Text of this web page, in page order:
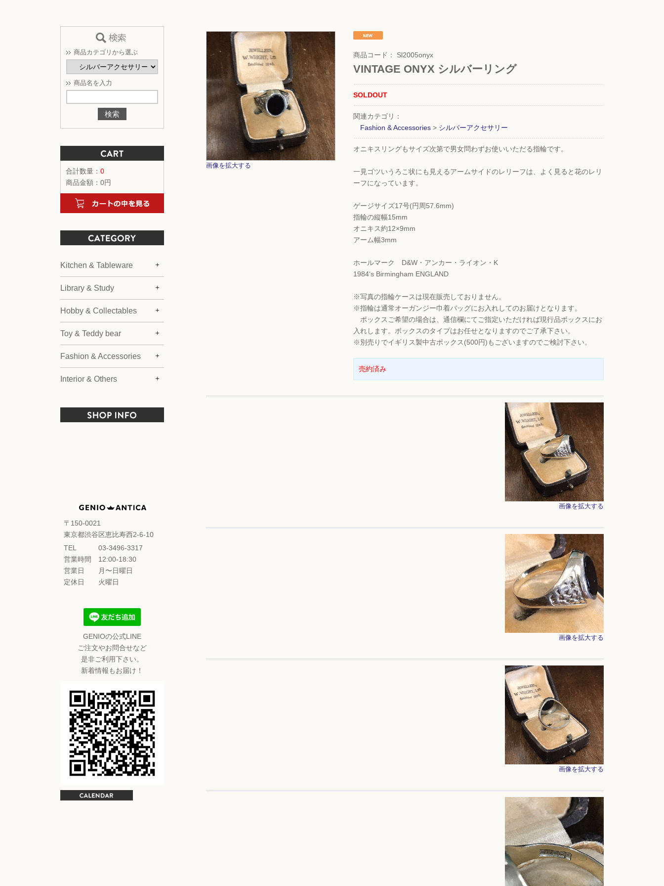
商品カテゴリから選ぶ
商品名を入力
合計数量： 0
商品金額： 0円
Kitchen & Tableware
Library & Study
Hobby & Collectables
Toy & Teddy bear
Fashion & Accessories
Interior & Others
〒150-0021
東京都渋谷区恵比寿西2-6-10
TEL
03-3496-3317
営業時間
12:00-18:30
営業日
月〜日曜日
定休日
火曜日
GENIOの公式LINE
ご注文やお問合せなど
是非ご利用下さい。
新着情報もお届け！
画像を拡大する
商品コード： Sl2005onyx
VINTAGE ONYX シルバーリング
SOLDOUT
関連カテゴリ：
Fashion & Accessories> シルバーアクセサリー
オニキスリングもサイズ次第で男女問わずお使いいただる指輪です。
一見ゴツいうろこ状にも見えるアームサイドのレリーフは、よく見ると花のレリ
ーフになっています。
ゲージサイズ17号(円周57.6mm)
指輪の縦幅15mm
オニキス約12×9mm
アーム幅3mm
ホールマーク D&W・アンカー・ライオン・K
1984‘s Birmingham ENGLAND
※写真の指輪ケースは現在販売しておりません。
※指輪は通常オーガンジー巾着バッグにお入れしてのお届けとなります。
ボックスご希望の場合は、通信欄にてご指定いただければ現行品ボックスにお
入れします。ボックスのタイプはお任せとなりますのでご了承下さい。
※別売りでイギリス製中古ボックス(500円)もございますのでご検討下さい。
売約済み
画像を拡大する
画像を拡大する
画像を拡大する